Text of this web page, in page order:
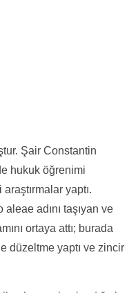
Şair Constantin
hukuk öğrenimi
yaptı.
adını taşıyan ve
ortaya attı; burada
düzeltme yaptı ve zincir